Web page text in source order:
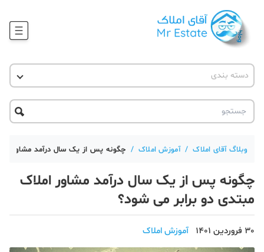
آموزش املاک
حقوقی
آکادمی
دسته بندی
آقای مشاور املاک
آکادمی آقای املاک
آموزش املاک
آموزش پلتفرم آقای املاک
اخبار مسکن
تحلیل مسکن
وبلاگ آقای املاک / آموزش املاک / چگونه پس از یک سال درآمد مشاور
چگونه پس از یک سال درآمد مشاور املاک
مبتدی دو برابر می شود؟
30 فروردین 1401 آموزش املاک